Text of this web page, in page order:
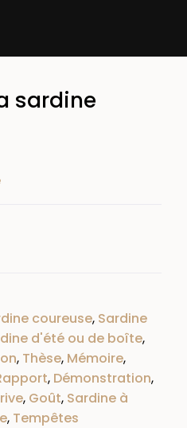
sardine
coureuse, Sardine
d'été ou de boîte,
, Thèse, Mémoire,
, Démonstration,
, Goût, Sardine à
, Tempêtes